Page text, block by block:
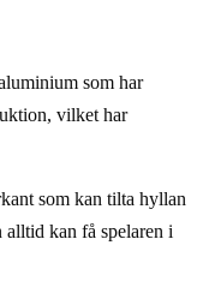
som har
vilket har
som kan tilta hyllan
alltid kan få spelaren i